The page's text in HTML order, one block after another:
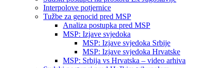
Interpolove potjernice
Tužbe za genocid pred MSP
Analiza postupka pred MSP
MSP: Izjave svjedoka
MSP: Izjave svjedoka Srbije
MSP: Izjave svjedoka Hrvatske
MSP: Srbija vs Hrvatska – video arhiva